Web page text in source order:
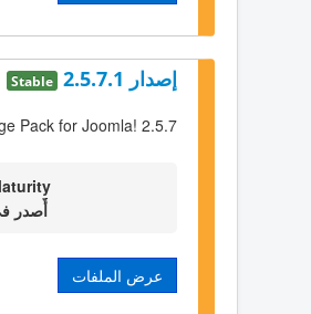
إصدار 2.5.7.1 Stable
Pack for Joomla! 2.5.7
أٌصدر
عرض الملفات